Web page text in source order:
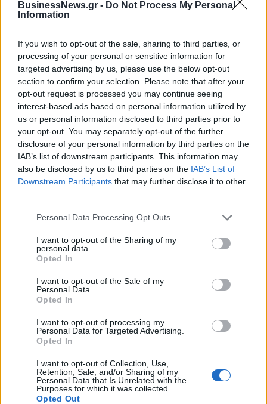
BusinessNews.gr - Do Not Process My Personal
Information
If you wish to opt-out of the sale, sharing to third parties, or
processing of your personal or sensitive information for
targeted advertising by us, please use the below opt-out
section to confirm your selection. Please note that after your
opt-out request is processed you may continue seeing
interest-based ads based on personal information utilized by
us or personal information disclosed to third parties prior to
your opt-out. You may separately opt-out of the further
disclosure of your personal information by third parties on the
IAB’s list of downstream participants. This information may
also be disclosed by us to third parties on the IAB’s List of
Downstream Participants that may further disclose it to other
Personal Data Processing Opt Outs
I want to opt-out of the Sharing of my
personal data.
Opted In
I want to opt-out of the Sale of my
Personal Data.
Opted In
I want to opt-out of processing my
Personal Data for Targeted Advertising.
Opted In
I want to opt-out of Collection, Use,
Retention, Sale, and/or Sharing of my
Personal Data that Is Unrelated with the
Purposes for which it was collected.
Opted Out
εφοδιαστική αλυσίδα, καινοτομία και επαγγελματική
μεταξύ τηςFiere di Parmaκαι τηςSPAS , διοργανώτριας
του Natexpo, της κορυφαίας παγκόσμιας έκθεσης βιολογικών
προϊόντων με έδρα τη Γαλλία.
Η εμπειρία θα ολοκληρωθεί με θεματικούς χώρους
αφιερωμένους στηναρτοποιία και τα snacks, τη
ζαχαροπλαστική και τον καφέ , αναδεικνύοντας την
ποικιλία και την αριστεία των συσκευασμένων τροφίμων
από όλο τον κόσμο.
Αυτή η νέα διαμόρφωση θα βελτιστοποιήσει τον
προσανατολισμό των επισκεπτών και θα ενισχύσει συνολικά
την εμπειρία ανακάλυψης προϊόντων.
TUTTOFOOD ΚΛΑΔΟΣ ΤΡΟΦΙΜΩΝ